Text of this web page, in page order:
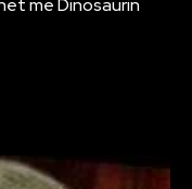
me Dinosaurin